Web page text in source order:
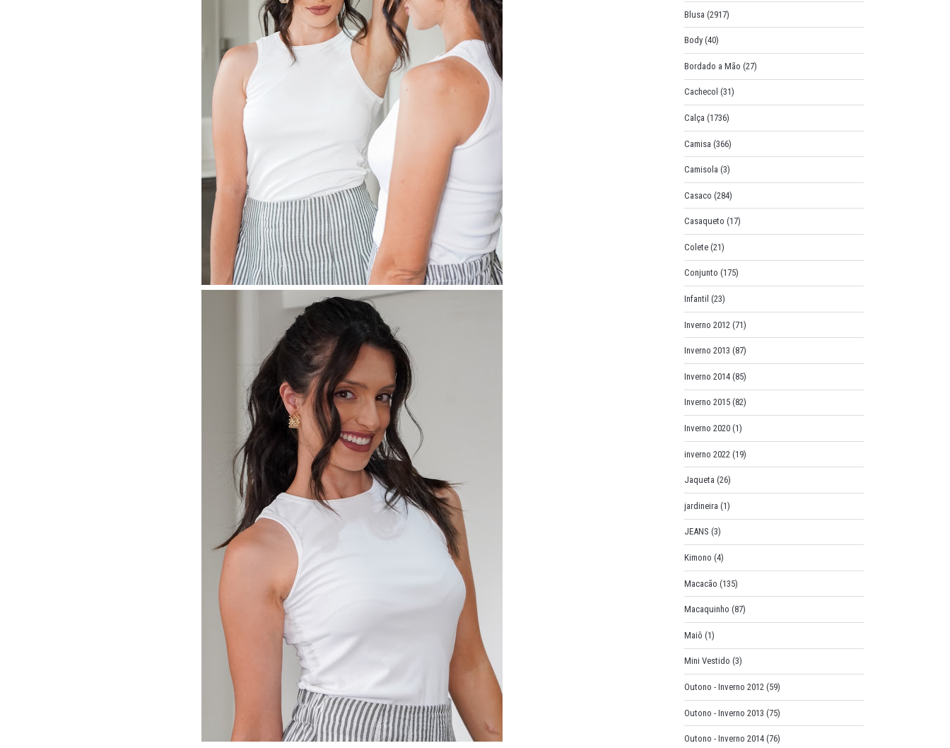
Blusa (2917)
Body (40)
Bordado a Mão (27)
Cachecol (31)
Calça (1736)
Camisa (366)
Camisola (3)
Casaco (284)
Casaqueto (17)
Colete (21)
Conjunto (175)
Infantil (23)
Inverno 2012 (71)
Inverno 2013 (87)
Inverno 2014 (85)
Inverno 2015 (82)
Inverno 2020 (1)
inverno 2022 (19)
Jaqueta (26)
jardineira (1)
JEANS (3)
Kimono (4)
Macacão (135)
Macaquinho (87)
Maiô (1)
Mini Vestido (3)
Outono - Inverno 2012 (59)
Outono - Inverno 2013 (75)
Outono - Inverno 2014 (76)